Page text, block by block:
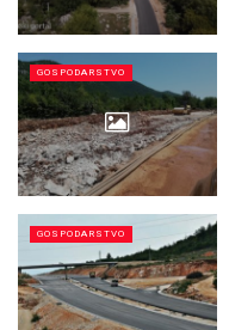
GOSPODARSTVO
GOSPODARSTVO